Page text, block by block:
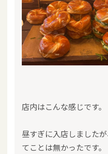
店内はこんな感じです。
昼すぎに入店しました
てことは無かったです。